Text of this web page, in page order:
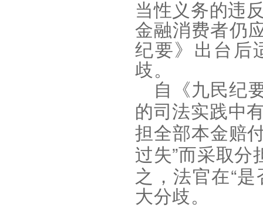
当性义务的违
金融消费者仍
纪要》出台后
歧。
自《九民纪
的司法实践中
担全部本金赔
过失”而采取分
之，法官在“是
大分歧。